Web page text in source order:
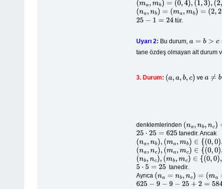
(ma,mb)=(0,4 ,(1,3),(2, 2), (3,1 ) ,(
(na,n b)=( ma ,mb)= (2,2)
25−1=24 tür.
Uyarı 2: Bu durum, a=b> c=d
tane özdeş olmayan alt durum
3. Durum: (a,a,b, c) ve a≠b≠ c
denklemlerinden (na,n b,nc)=(0 ,
25⋅ 25=625
tanedir. Ancak
(na,n b),(m a,mb) ∈{(0 0) (1,1), (2,
(na,n c),(m a,mc)∈{(0, 0), 1 ,1),(2,
(nb,nc),(m b,mc) ∈{(0 0) (1,1), (2,
5⋅ 5 =25
tanedir.
Ayrıca (na= nb nc)=(ma =m b,mc
625−9−9 −25+ 2= 584